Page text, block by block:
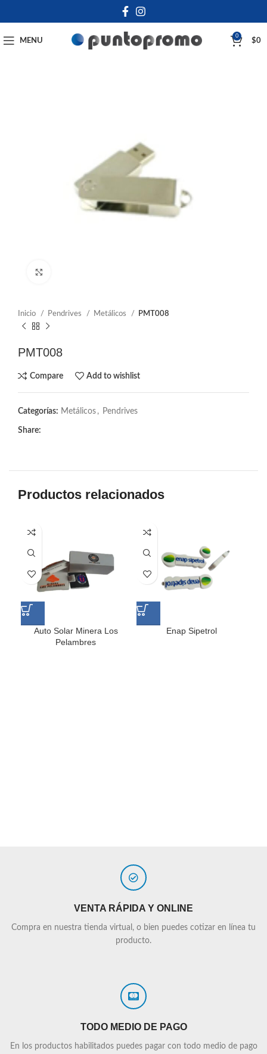
MENU
0
$0
Inicio Pendrives Metálicos PMT008
PMT008
Compare Add to wishlist
Categorías: Metálicos , Pendrives
Share:
Productos relacionados
Auto Solar Minera Los
Pelambres
Enap Sipetrol
VENTA RÁPIDA Y ONLINE
Compra en nuestra tienda virtual, o bien puedes cotizar en línea tu
producto.
TODO MEDIO DE PAGO
En los productos habilitados puedes pagar con todo medio de pago